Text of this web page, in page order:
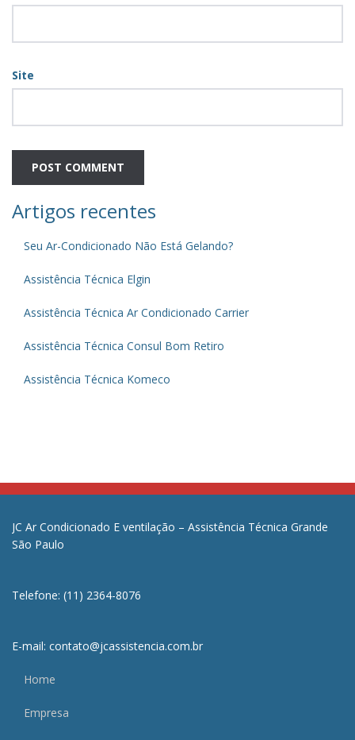
Site
Artigos recentes
Seu Ar-Condicionado Não Está Gelando?
Assistência Técnica Elgin
Assistência Técnica Ar Condicionado Carrier
Assistência Técnica Consul Bom Retiro
Assistência Técnica Komeco
JC Ar Condicionado E ventilação – Assistência Técnica Grande
São Paulo
Telefone: (11) 2364-8076
E-mail: contato@jcassistencia.com.br
Home
Empresa